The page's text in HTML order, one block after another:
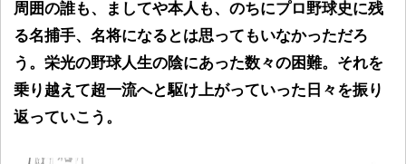
周囲の誰も、ましてや本人も、のちにプロ野球史に残
る名捕手、名将になるとは思ってもいなかっただろ
う。栄光の野球人生の陰にあった数々の困難。それを
乗り越えて超一流へと駆け上がっていった日々を振り
返っていこう。